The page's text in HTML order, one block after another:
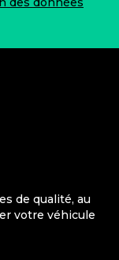
de qualité, au
votre véhicule